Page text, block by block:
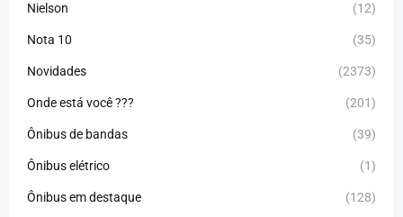
Nielson (12)
Nota 10 (35)
Novidades (2373)
Onde está você ??? (201)
Ônibus de bandas (39)
Ônibus elétrico (1)
Ônibus em destaque (128)